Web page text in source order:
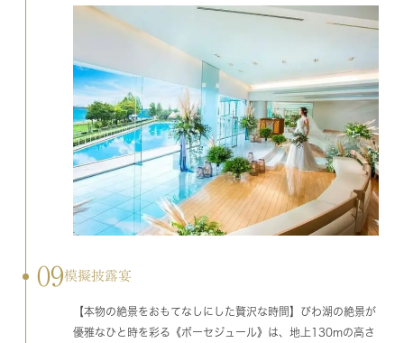
09模擬披露宴
【本物の絶景をおもてなしにした贅沢な時間】びわ湖の絶景が
優雅なひと時を彩る《ボーセジュール》は、地上130mの高さ